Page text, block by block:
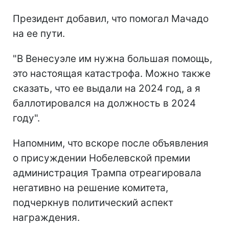
Президент добавил, что помогал Мачадо
на ее пути.
"В Венесуэле им нужна большая помощь,
это настоящая катастрофа. Можно также
сказать, что ее выдали на 2024 год, а я
баллотировался на должность в 2024
году".
Напомним, что вскоре после объявления
о присуждении Нобелевской премии
администрация Трампа отреагировала
негативно на решение комитета,
подчеркнув политический аспект
награждения.